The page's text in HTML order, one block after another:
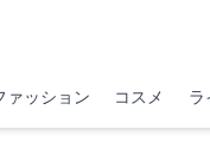
ァッション コスメ ラ